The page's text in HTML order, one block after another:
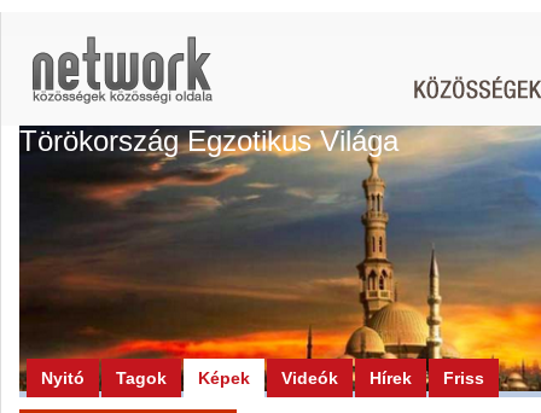
Törökország Egzotikus Világa
Nyitó Tagok Képek Videók Hírek Friss